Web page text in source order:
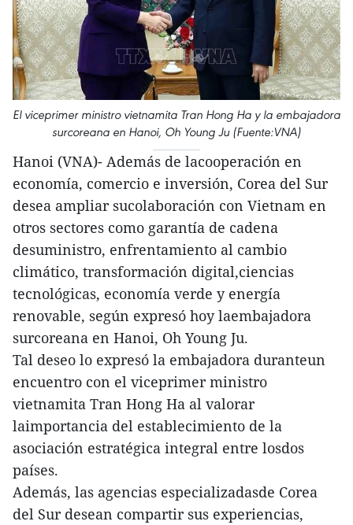
El viceprimer ministro vietnamita Tran Hong Ha y la embajadora
surcoreana en Hanoi, Oh Young Ju (Fuente:VNA)
Hanoi (VNA)- Además de lacooperación en
economía, comercio e inversión, Corea del Sur
desea ampliar sucolaboración con Vietnam en
otros sectores como garantía de cadena
desuministro, enfrentamiento al cambio
climático, transformación digital,ciencias
tecnológicas, economía verde y energía
renovable, según expresó hoy laembajadora
surcoreana en Hanoi, Oh Young Ju.
Tal deseo lo expresó la embajadora duranteun
encuentro con el viceprimer ministro
vietnamita Tran Hong Ha al valorar
laimportancia del establecimiento de la
asociación estratégica integral entre losdos
países.
Además, las agencias especializadasde Corea
del Sur desean compartir sus experiencias,